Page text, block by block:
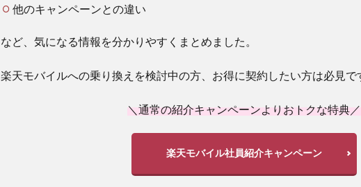
他のキャンペーンとの違い
など、気になる情報を分かりやすくまとめました。
楽天モバイルへの乗り換えを検討中の方、お得に契約したい方は必見で
＼通常の紹介キャンペーンよりおトクな特典／
楽天モバイル社員紹介キャンペーン